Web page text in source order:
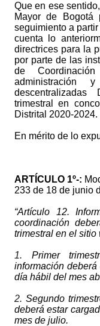
Que en ese
Mayor de Bogotá
seguimiento a
cuenta lo
directrices para la
por parte de las
de
administración
trimestral en
Distrital 2020-2024.
En mérito de lo
ARTÍCULO 1º-:
233 de 18 de junio
“Artículo 12.
coordinación
trimestral en el sitio
1. Primer
información
día hábil del mes
2.Segundo
deberá estar
mes de julio.